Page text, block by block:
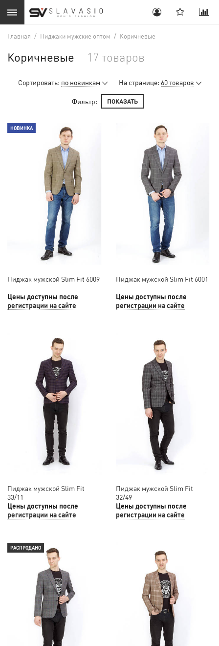
Главная / Пиджаки мужские оптом / Коричневые
Коричневые 17 товаров
Сортировать: по новинкам На странице: 60 товаров
Фильтр: ПОКАЗАТЬ
НОВИНКА
Пиджак мужской Slim Fit 6009
Цены доступны после
регистрации на сайте
Пиджак мужской Slim Fit 6001
Цены доступны после
регистрации на сайте
Пиджак мужской Slim Fit
33/11
Цены доступны после
регистрации на сайте
Пиджак мужской Slim Fit
32/49
Цены доступны после
регистрации на сайте
РАСПРОДАНО